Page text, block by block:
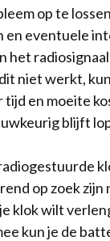
op te
en eventuele
het
niet werkt,
en moeite
blijft
op zoek zijn
klok wilt
kun je de